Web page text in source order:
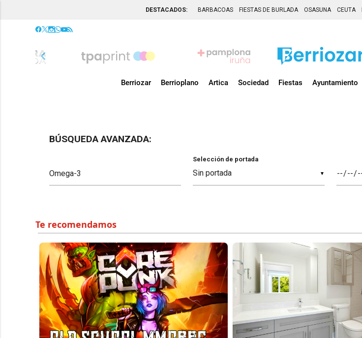
DESTACADOS: BARBACOAS FIESTAS DE BURLADA OSASUNA CEUTA
chevron_left
Berriozar Berrioplano Artica Sociedad Fiestas Ayuntamiento
BÚSQUEDA AVANZADA:
▼
Selección de portada